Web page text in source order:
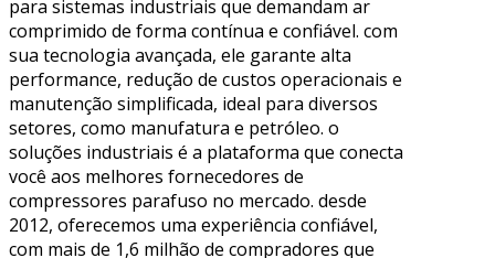
para sistemas industriais que demandam ar
comprimido de forma contínua e confiável. com
sua tecnologia avançada, ele garante alta
performance, redução de custos operacionais e
manutenção simplificada, ideal para diversos
setores, como manufatura e petróleo. o
soluções industriais é a plataforma que conecta
você aos melhores fornecedores de
compressores parafuso no mercado. desde
2012, oferecemos uma experiência confiável,
com mais de 1,6 milhão de compradores que